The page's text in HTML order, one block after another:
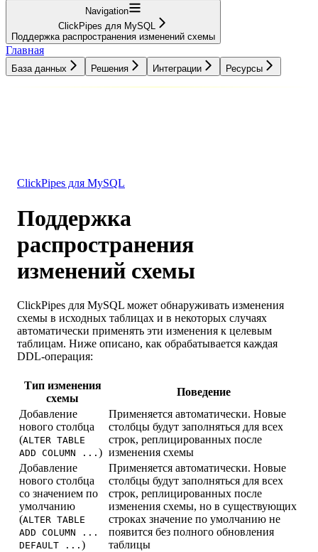
Navigation
ClickPipes для MySQL
Поддержка распространения изменений схемы
Главная
База данных Решения Интеграции Ресурсы
ClickPipes для MySQL
Поддержка
распространения
изменений схемы
ClickPipes для MySQL может обнаруживать изменения
схемы в исходных таблицах и в некоторых случаях
автоматически применять эти изменения к целевым
таблицам. Ниже описано, как обрабатывается каждая
DDL-операция:
Тип изменения
схемы
Поведение
Добавление
нового столбца
(ALTER TABLE
ADD COLUMN ... )
Применяется автоматически. Новые
столбцы будут заполняться для всех
строк, реплицированных после
изменения схемы
Добавление
нового столбца
со значением по
умолчанию
(ALTER TABLE
ADD COLUMN ...
DEFAULT ... )
Применяется автоматически. Новые
столбцы будут заполняться для всех
строк, реплицированных после
изменения схемы, но в существующих
строках значение по умолчанию не
появится без полного обновления
таблицы